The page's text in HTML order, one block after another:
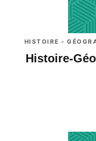
HISTOIRE -
Histoire-